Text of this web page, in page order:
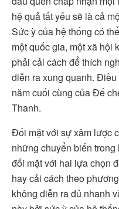
hệ quả tất yếu sẽ là cả
Sức ỳ của hệ thống có
một quốc gia, một xã hội
phải cải cách để thích
diễn ra xung quanh.
năm cuối cùng của Đế
Thanh.
Đối mặt với sự xâm lược
những chuyển biến
đối mặt với hai lựa chọn
hay cải cách theo
không diễn ra đủ nhanh